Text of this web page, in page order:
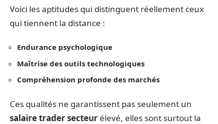
Voici les aptitudes qui distinguent réellement ceux
qui tiennent la distance :
Endurance psychologique
Maîtrise des outils technologiques
Compréhension profonde des marchés
Ces qualités ne garantissent pas seulement un
salaire trader secteur élevé, elles sont surtout la